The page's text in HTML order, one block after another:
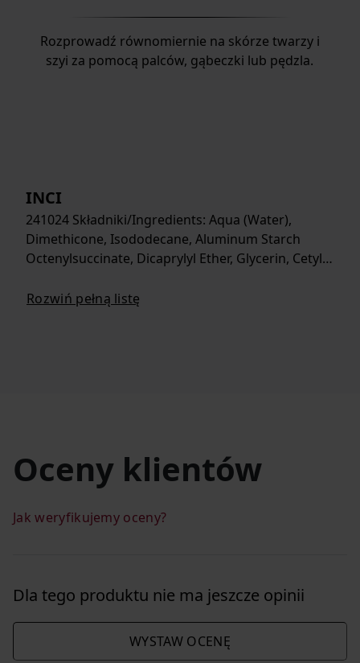
Rozprowadź równomiernie na skórze twarzy i
szyi za pomocą palców, gąbeczki lub pędzla.
INCI
241024 Składniki/Ingredients: Aqua (Water),
Dimethicone, Isododecane, Aluminum Starch
Octenylsuccinate, Dicaprylyl Ether, Glycerin, Cetyl…
Rozwiń pełną listę
Oceny klientów
Jak weryfikujemy oceny?
Dla tego produktu nie ma jeszcze opinii
WYSTAW OCENĘ